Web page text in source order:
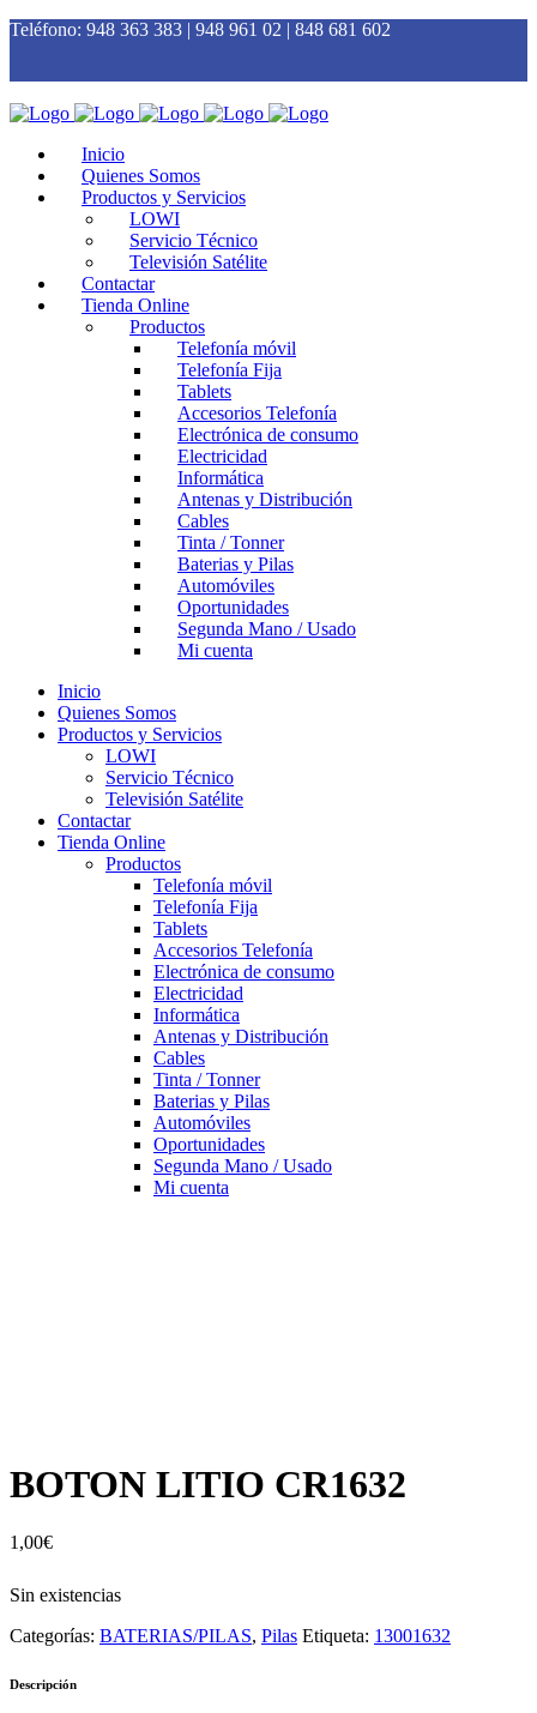
Teléfono: 948 363 383 | 948 961 02 | 848 681 602
Inicio
Quienes Somos
Productos y Servicios
LOWI
Servicio Técnico
Televisión Satélite
Contactar
Tienda Online
Productos
Telefonía móvil
Telefonía Fija
Tablets
Accesorios Telefonía
Electrónica de consumo
Electricidad
Informática
Antenas y Distribución
Cables
Tinta / Tonner
Baterias y Pilas
Automóviles
Oportunidades
Segunda Mano / Usado
Mi cuenta
Inicio
Quienes Somos
Productos y Servicios
LOWI
Servicio Técnico
Televisión Satélite
Contactar
Tienda Online
Productos
Telefonía móvil
Telefonía Fija
Tablets
Accesorios Telefonía
Electrónica de consumo
Electricidad
Informática
Antenas y Distribución
Cables
Tinta / Tonner
Baterias y Pilas
Automóviles
Oportunidades
Segunda Mano / Usado
Mi cuenta
BOTON LITIO CR1632
1,00€
Sin existencias
Categorías: BATERIAS/PILAS, Pilas Etiqueta: 13001632
Descripción